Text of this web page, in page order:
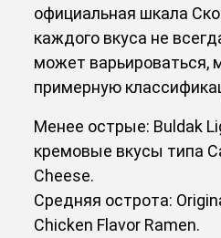
официальная шкала
каждого вкуса не
может варьироваться,
примерную
Менее острые: Buldak
кремовые вкусы типа
Cheese.
Средняя острота:
Chicken Flavor Ramen.